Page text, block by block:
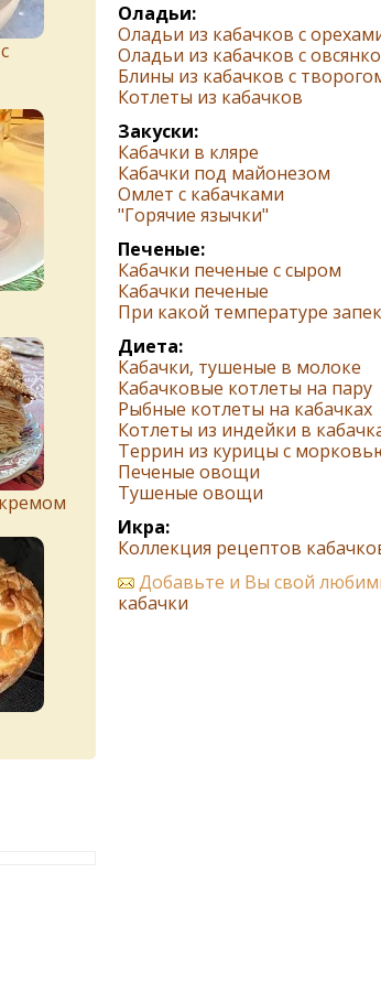
Оладьи:
Оладьи из кабачков с
Оладьи из кабачков с
Блины из кабачков с
Котлеты из кабачков
Закуски:
Кабачки в кляре
Кабачки под майонезом
Омлет с кабачками
"Горячие язычки"
Печеные:
Кабачки печеные с сыром
Кабачки печеные
При какой температуре
Диета:
Кабачки, тушеные в молоке
Кабачковые котлеты на пару
Рыбные котлеты на кабачках
Котлеты из индейки в
Террин из курицы с
Печеные овощи
Тушеные овощи
Икра:
Коллекция рецептов
Добавьте и Вы свой
кабачки